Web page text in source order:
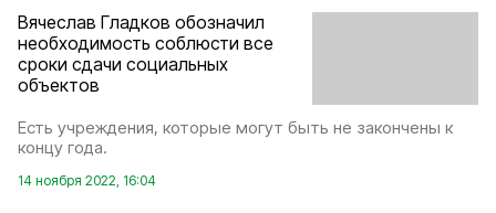
Вячеслав Гладков обозначил
необходимость соблюсти все
сроки сдачи социальных
объектов
Есть учреждения, которые могут быть не закончены к
концу года.
14 ноября 2022, 16:04